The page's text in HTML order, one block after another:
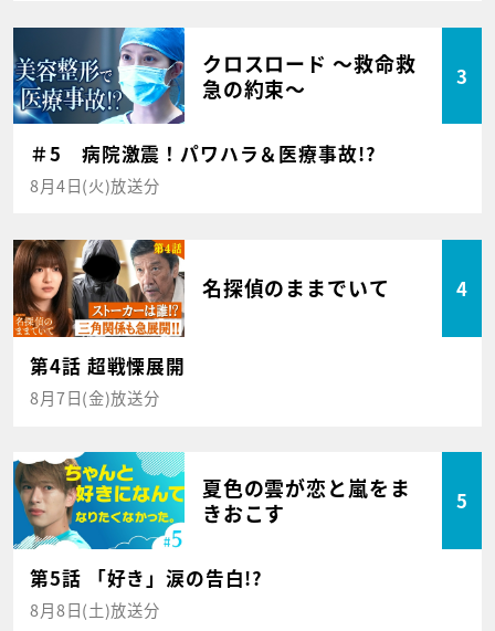
クロスロード ～救命救
急の約束～
3
＃5 病院激震！パワハラ＆医療事故!?
8月4日(火)放送分
名探偵のままでいて 4
第4話 超戦慄展開
8月7日(金)放送分
夏色の雲が恋と嵐をま
きおこす
5
第5話 「好き」涙の告白!?
8月8日(土)放送分